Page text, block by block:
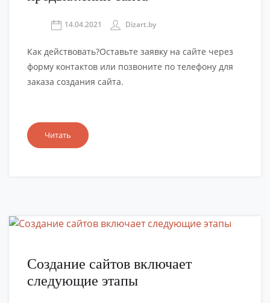
14.04.2021 Dizart.by
Как действовать?Оставьте заявку на сайте через
форму контактов или позвоните по телефону для
заказа создания сайта.
Читать
Создание сайтов включает
следующие этапы